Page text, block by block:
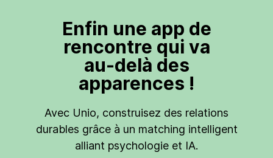
Enfin une app de
rencontre qui va
au-delà des
apparences !
Avec Unio, construisez des relations
durables grâce à un matching intelligent
alliant psychologie et IA.